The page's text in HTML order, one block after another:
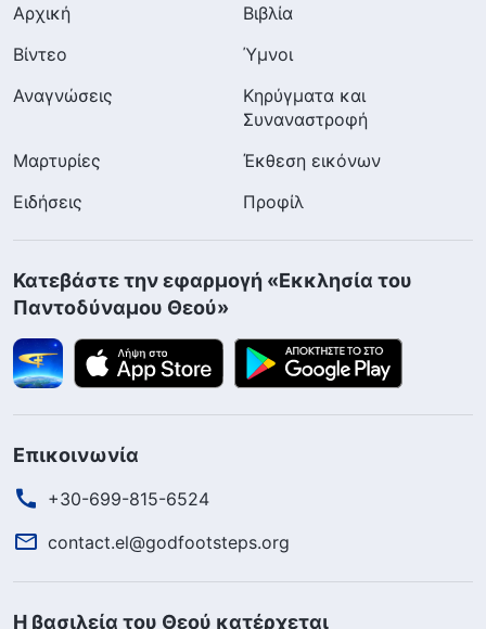
Αρχική
Βιβλία
Βίντεο
Ύμνοι
Αναγνώσεις
Κηρύγματα και
Συναναστροφή
Μαρτυρίες
Έκθεση εικόνων
Ειδήσεις
Προφίλ
Κατεβάστε την εφαρμογή «Εκκλησία του
Παντοδύναμου Θεού»
Επικοινωνία
+30-699-815-6524
contact.el@godfootsteps.org
Η βασιλεία του Θεού κατέρχεται